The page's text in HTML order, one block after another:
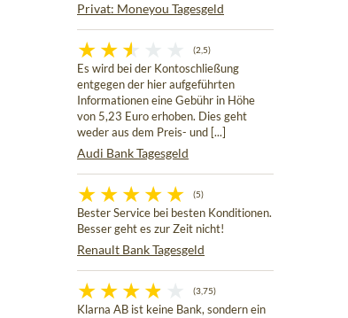
Privat: Moneyou Tagesgeld
(2,5)
Es wird bei der Kontoschließung
entgegen der hier aufgeführten
Informationen eine Gebühr in Höhe
von 5,23 Euro erhoben. Dies geht
weder aus dem Preis- und [...]
Audi Bank Tagesgeld
(5)
Bester Service bei besten Konditionen.
Besser geht es zur Zeit nicht!
Renault Bank Tagesgeld
(3,75)
Klarna AB ist keine Bank, sondern ein